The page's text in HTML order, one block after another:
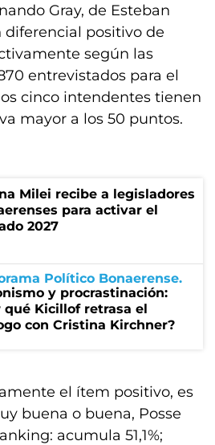
Gray, de Esteban
diferencial positivo de
según las
entrevistados para el
cinco intendentes tienen
mayor a los 50 puntos.
Milei recibe a legisladores
para activar el
2027
Político Bonaerense
y procrastinación:
qué Kicillof retrasa el
con Cristina Kirchner?
el ítem positivo, es
buena o buena, Posse
acumula 51,1%;